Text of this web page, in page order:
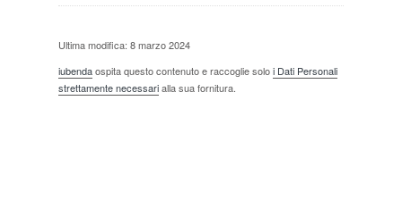
Ultima modifica: 8 marzo 2024
iubendaospita questo contenuto e raccoglie soloi Dati Personali
strettamente necessarialla sua fornitura.